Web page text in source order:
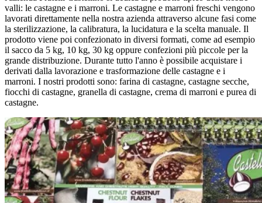
valli: le castagne e i marroni. Le castagne e marroni freschi vengono
lavorati direttamente nella nostra azienda attraverso alcune fasi come
la sterilizzazione, la calibratura, la lucidatura e la scelta manuale. Il
prodotto viene poi confezionato in diversi formati, come ad esempio
il sacco da 5 kg, 10 kg, 30 kg oppure confezioni più piccole per la
grande distribuzione. Durante tutto l'anno è possibile acquistare i
derivati dalla lavorazione e trasformazione delle castagne e i
marroni. I nostri prodotti sono: farina di castagne, castagne secche,
fiocchi di castagne, granella di castagne, crema di marroni e purea di
castagne.